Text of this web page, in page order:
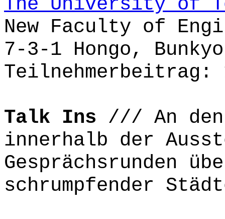
New Faculty of
7-3-1 Hongo,
Teilnehmerbeitrag:
Talk Ins /// An den
innerhalb der
Gesprächsrunden
schrumpfender